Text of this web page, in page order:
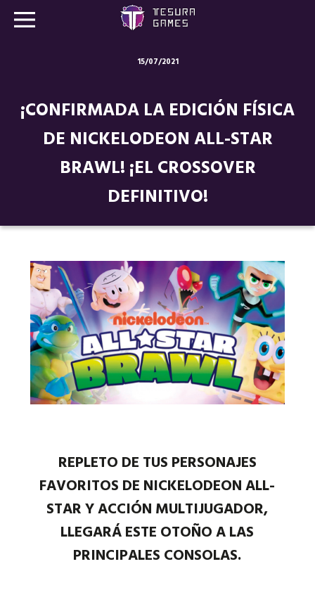
15/07/2021
¡CONFIRMADA LA EDICIÓN FÍSICA
DE NICKELODEON ALL-STAR
BRAWL! ¡EL CROSSOVER
DEFINITIVO!
REPLETO DE TUS PERSONAJES
FAVORITOS DE NICKELODEON ALL-
STAR Y ACCIÓN MULTIJUGADOR,
LLEGARÁ ESTE OTOÑO A LAS
PRINCIPALES CONSOLAS.
Store
Blog
Sobre nosotros
Nuestras redes:
Idiomas: